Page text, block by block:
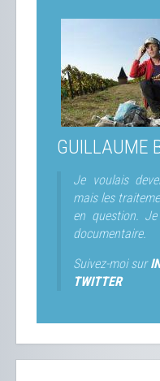
GUILLAUME
Je voulais
mais les
en question.
documentaire.
Suivez-moi sur
TWITTER